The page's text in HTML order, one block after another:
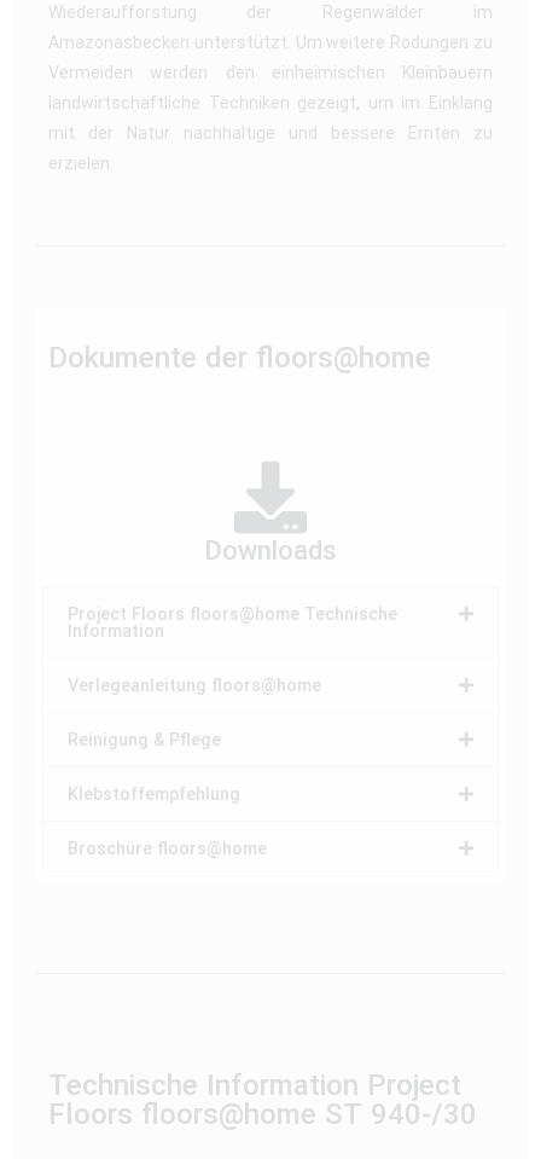
Wiederaufforstung der Regenwälder im
Amazonasbecken unterstützt. Um weitere Rodungen zu
Vermeiden werden den einheimischen Kleinbauern
landwirtschaftliche Techniken gezeigt, um im Einklang
mit der Natur nachhaltige und bessere Ernten zu
erzielen.
Dokumente der floors@home
Downloads
Project Floors floors@home Technische
Information
Verlegeanleitung floors@home
Reinigung & Pflege
Klebstoffempfehlung
Broschüre floors@home
Technische Information Project
Floors floors@home ST 940-/30